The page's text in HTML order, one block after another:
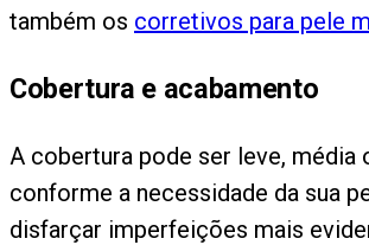
também os corretivos para pele
Cobertura e acabamento
A cobertura pode ser leve, média
conforme a necessidade da sua
disfarçar imperfeições mais